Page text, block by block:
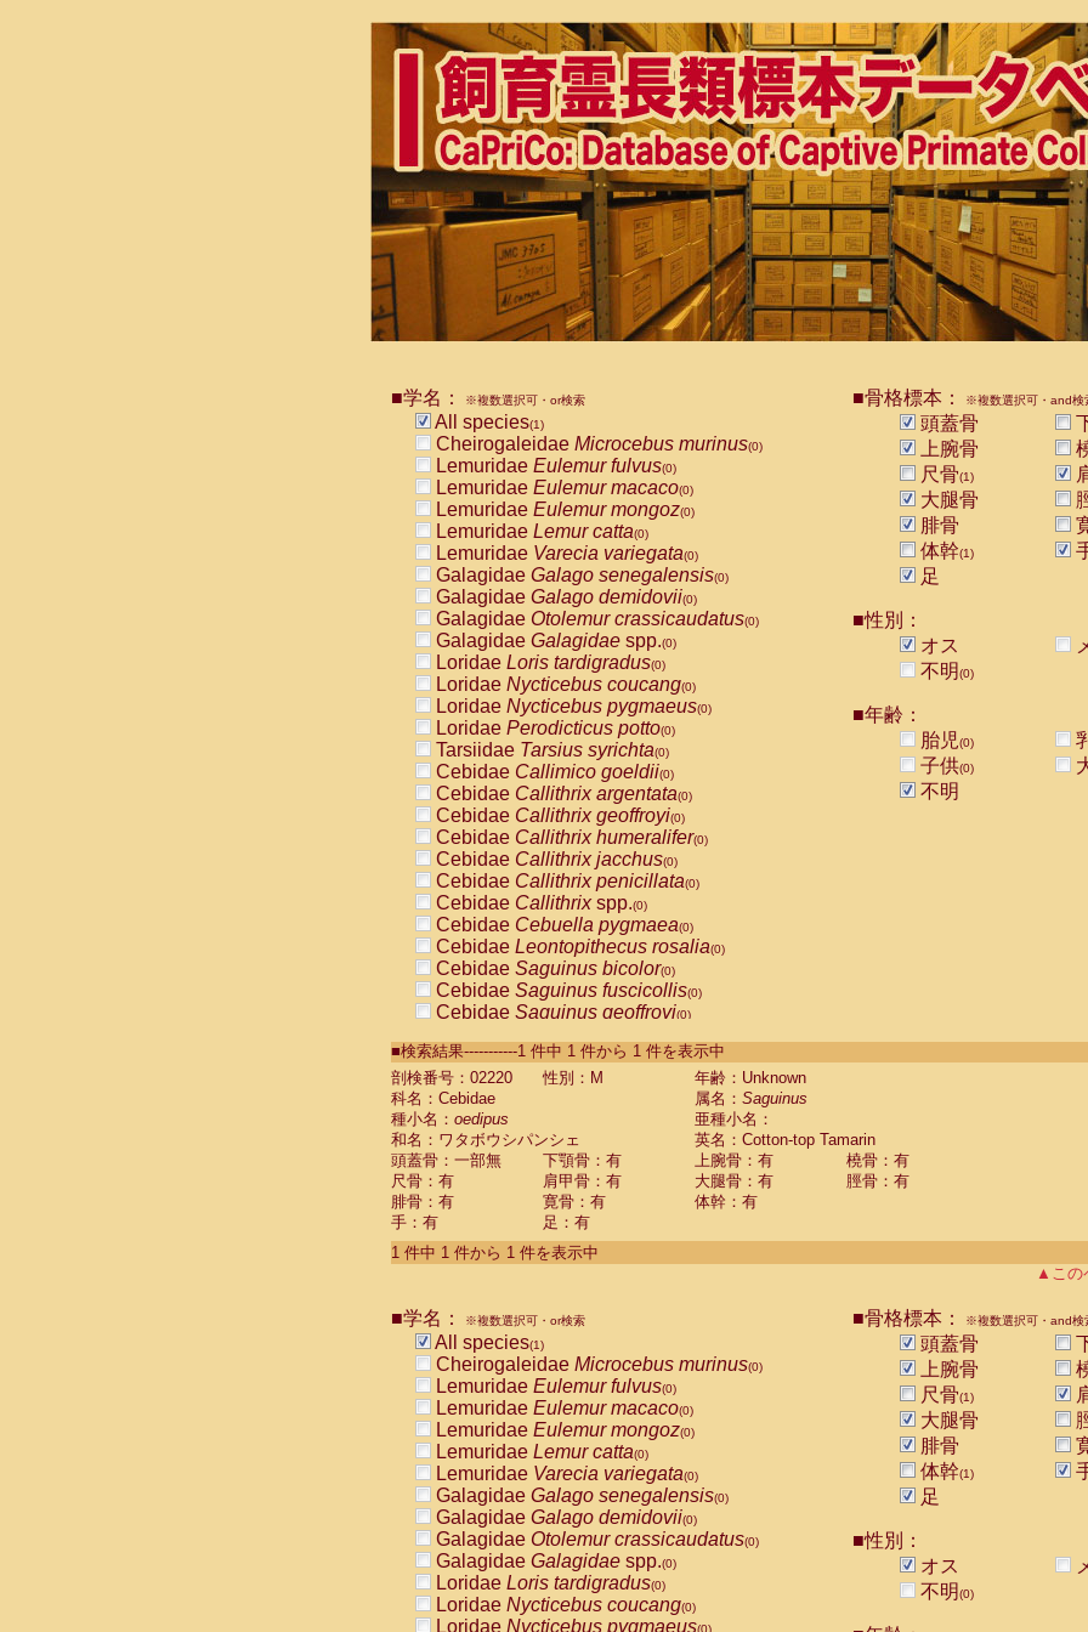
■学名： ※複数選択可・or検索
All species(1)
Cheirogaleidae Microcebus murinus(0)
Lemuridae Eulemur fulvus(0)
Lemuridae Eulemur macaco(0)
Lemuridae Eulemur mongoz(0)
Lemuridae Lemur catta(0)
Lemuridae Varecia variegata(0)
Galagidae Galago senegalensis(0)
Galagidae Galago demidovii(0)
Galagidae Otolemur crassicaudatus(0)
Galagidae Galagidae spp.(0)
Loridae Loris tardigradus(0)
Loridae Nycticebus coucang(0)
Loridae Nycticebus pygmaeus(0)
Loridae Perodicticus potto(0)
Tarsiidae Tarsius syrichta(0)
Cebidae Callimico goeldii(0)
Cebidae Callithrix argentata(0)
Cebidae Callithrix geoffroyi(0)
Cebidae Callithrix humeralifer(0)
Cebidae Callithrix jacchus(0)
Cebidae Callithrix penicillata(0)
Cebidae Callithrixspp.(0)
Cebidae Cebuella pygmaea(0)
Cebidae Leontopithecus rosalia(0)
Cebidae Saguinus bicolor(0)
Cebidae Saguinus fuscicollis(0)
Cebidae Saguinus geoffroyi(0)
CebidaeSaguinus labiatus(0)
Cebidae Saguinus leucopus (0)
Cebidae
Cebidae
CebidaeSaguinus nigricollis (0)
Cebidae Saguinus oedipus
Cebidae Saguinus weddelli
Cebidae Saguinusspp.
Cebidae Aotus trivirgatus
Cebidae Cebus albifrons
CebidaeCebus nigrivittatus
CebidaeCebus
CebidaeSaimiri boliviensis(0)
CebidaeSaimiri sciureus(0)
AtelidaeAlouatta caraya(0)
AtelidaeAlouatta fusca(0)
AtelidaeAlouatta seniculus
AtelidaeAlouattaspp.(0)
AtelidaeAteles belzebuth(0)
AtelidaeAteles geoffroyi(0)
AtelidaeAteles paniscus(0)
AtelidaeAtelesspp.(0)
Atelidae Lagothrix lagothricha
AtelidaeLagothrix lagothricha cana
PitheciidaeCacajao calvus rubicundus
■骨格標本： ※複数選択可・and検
頭蓋骨
上腕骨
尺骨(1)
大腿骨
腓骨
体幹(1)
足
■性別：
オス
不明(0)
■年齢：
胎児(0)
子供(0)
不明
■検索結果-----------1 件中 1 件から 1 件を表示中
剖検番号：02220
性別：M
年齢：Unknown
科名：Cebidae
属名： Saguinus
種小名： oedipus
亜種小名：
和名：ワタボウシパンシェ
英名：Cotton-top Tamarin
頭蓋骨：一部無
下顎骨：有 上腕骨：有
橈骨：有
尺骨：有
肩甲骨：有 大腿骨：有
脛骨：有
腓骨：有
寛骨：有
体幹：有
手：有
足：有
1 件中 1 件から 1 件を表示中
▲この
■学名： ※複数選択可・or検索
All species(1)
Cheirogaleidae Microcebus murinus(0)
Lemuridae Eulemur fulvus(0)
Lemuridae Eulemur macaco(0)
Lemuridae Eulemur mongoz(0)
Lemuridae Lemur catta(0)
Lemuridae Varecia variegata(0)
Galagidae Galago senegalensis(0)
Galagidae Galago demidovii(0)
Galagidae Otolemur crassicaudatus(0)
Galagidae Galagidae spp.(0)
Loridae Loris tardigradus(0)
Loridae Nycticebus coucang(0)
Loridae Nycticebus pygmaeus(0)
■骨格標本： ※複数選択可・and検
頭蓋骨
上腕骨
尺骨(1)
大腿骨
腓骨
体幹(1)
足
■性別：
オス
不明(0)